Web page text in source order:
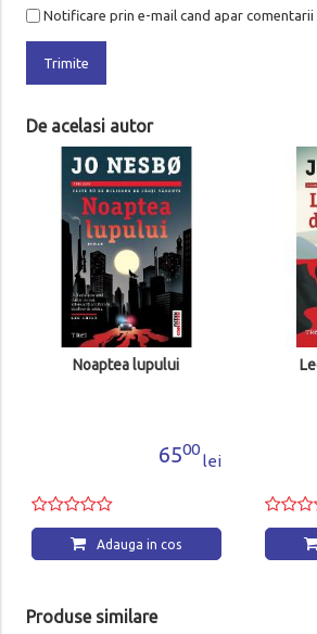
Notificare prin e-mail cand apar comentarii
Trimite
De acelasi autor
Legaturi de sange
68
Adauga in cos
Produse similare